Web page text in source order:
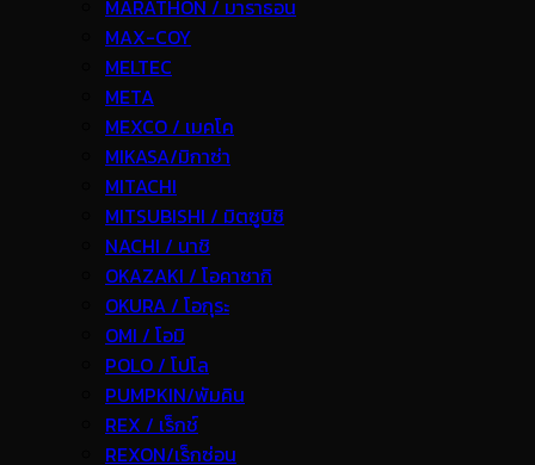
MARATHON / มาราธอน
MAX-COY
MELTEC
META
MEXCO / เมคโค
MIKASA/มิกาซ่า
MITACHI
MITSUBISHI / มิตซูบิชิ
NACHI / นาชิ
OKAZAKI / โอคาซากิ
OKURA / โอกุระ
OMI / โอมิ
POLO / โปโล
PUMPKIN/พัมคิน
REX / เร็กช์
REXON/เร็กซ่อน